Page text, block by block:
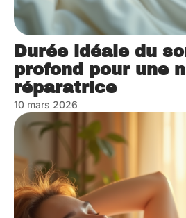
Durée idéale du
profond pour une
réparatrice
10 mars 2026